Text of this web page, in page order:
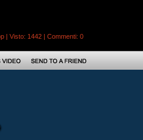
| Visto: 1442 | Commenti: 0